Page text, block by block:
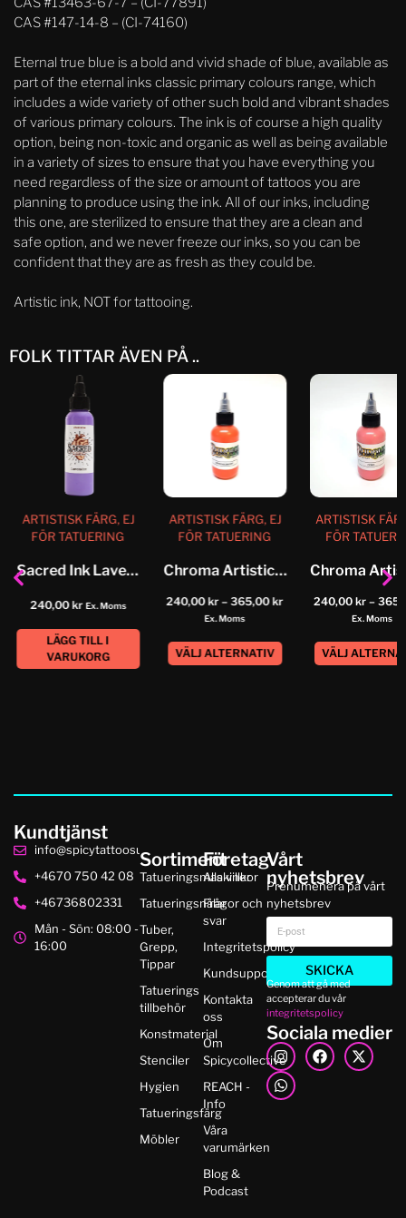
CAS #147-14-8 – (CI-74160)
Eternal true blue is a bold and vivid shade of blue, available as
part of the eternal inks classic primary colours range, which
includes a wide variety of other such bold and vibrant shades
of various primary colours. The ink is of course a high quality
option, being non-toxic and organic as well as being available
in a variety of sizes to ensure that you have everything you
need regardless of the size or amount of tattoos you are
planning to produce using the ink. All of our inks, including
this one, are sterilized to ensure that they are a clean and
safe option, and we never freeze our inks, so you can be
confident that they are as fresh as they could be.
Artistic ink, NOT for tattooing.
FOLK TITTAR ÄVEN PÅ ..
ARTISTISK FÄRG, EJ
FÖR TATUERING
Sacred Ink Lavender
240,00kr Ex. Moms
LÄGG TILL I
VARUKORG
ARTISTISK FÄRG, EJ
FÖR TATUERING
Chroma Artistic Color Medium Orange
240,00kr – 365,00kr
Ex. Moms
VÄLJ ALTERNATIV
ARTISTISK
FÖR
240,00kr –
Ex. Moms
VÄLJ
Kundtjänst
info@spicytattoosupplies.se
+4670 750 42 08
+46736802331
Mån - Sön: 08:00 -
16:00
Sortiment
Tatueringsmaskiner
Tatueringsnålar
Tuber,
Grepp,
Tippar
Tatuerings
tillbehör
Konstmaterial
Stenciler
Hygien
Tatueringsfärg
Möbler
Företag
Alla villkor
Frågor och
svar
Integritetspolicy
Kundsupport
Kontakta
oss
Om
Spicycollective
REACH -
Info
Våra
varumärken
Blog &
Podcast
Vårt
nyhetsbrev
Prenumenera på vårt
nyhetsbrev
SKICKA
Genom att gå med
accepterar du vår
integritetspolicy
Sociala medier